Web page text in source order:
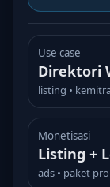
Use case
Direktori
listing •
Monetisasi
Listing +
ads • paket